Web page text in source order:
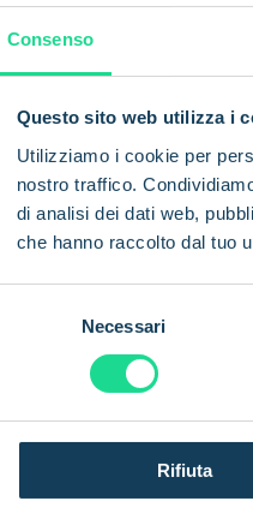
Consenso
Questo sito web utilizza i
Utilizziamo i cookie per
nostro traffico.
di analisi dei dati web,
che hanno raccolto dal tuo
Necessari
Rifiuta
in